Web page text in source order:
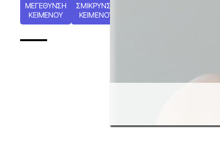
ΜΕΓΕΘΥΝΣΗ
ΚΕΙΜΕΝΟΥ
ΣΜΙΚΡΥΝΣΗ
ΚΕΙΜΕΝΟΥ